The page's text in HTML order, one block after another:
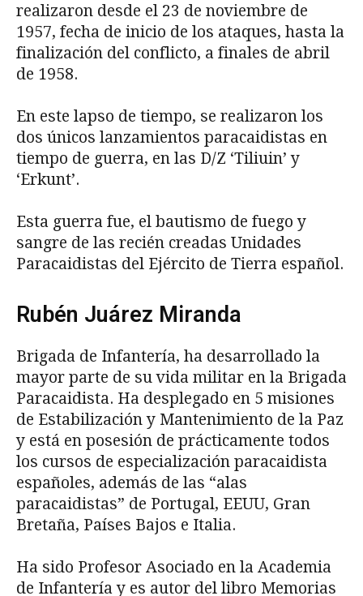
realizaron desde el 23 de noviembre de
1957, fecha de inicio de los ataques, hasta la
finalización del conflicto, a finales de abril
de 1958.
En este lapso de tiempo, se realizaron los
dos únicos lanzamientos paracaidistas en
tiempo de guerra, en las D/Z ‘Tiliuin’ y
‘Erkunt’.
Esta guerra fue, el bautismo de fuego y
sangre de las recién creadas Unidades
Paracaidistas del Ejército de Tierra español.
Rubén Juárez Miranda
Brigada de Infantería, ha desarrollado la
mayor parte de su vida militar en la Brigada
Paracaidista. Ha desplegado en 5 misiones
de Estabilización y Mantenimiento de la Paz
y está en posesión de prácticamente todos
los cursos de especialización paracaidista
españoles, además de las “alas
paracaidistas” de Portugal, EEUU, Gran
Bretaña, Países Bajos e Italia.
Ha sido Profesor Asociado en la Academia
de Infantería y es autor del libro Memorias